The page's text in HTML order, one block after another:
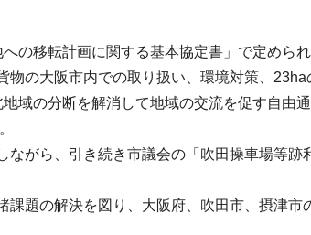
の移転計画に関する基本協定書」で定めら
の大阪市内での取り扱い、環境対策、23ha
域の分断を解消して地域の交流を促す自由
がら、引き続き市議会の「吹田操車場等跡
題の解決を図り、大阪府、吹田市、摂津市